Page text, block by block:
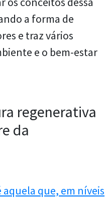
a forma de
e traz vários
e o bem-estar
regenerativa
da
aquela que, em níveis